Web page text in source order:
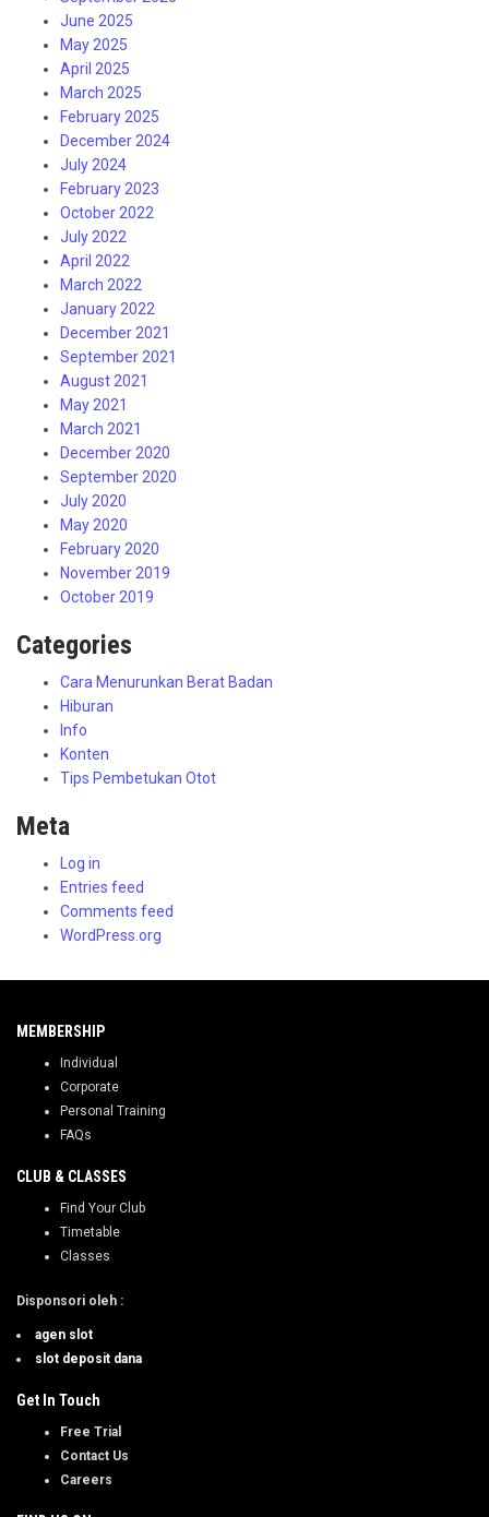
June 2025
May 2025
April 2025
March 2025
February 2025
December 2024
July 2024
February 2023
October 2022
July 2022
April 2022
March 2022
January 2022
December 2021
September 2021
August 2021
May 2021
March 2021
December 2020
September 2020
July 2020
May 2020
February 2020
November 2019
October 2019
Categories
Cara Menurunkan Berat Badan
Hiburan
Info
Konten
Tips Pembetukan Otot
Meta
Log in
Entries feed
Comments feed
WordPress.org
MEMBERSHIP
Individual
Corporate
Personal Training
FAQs
CLUB & CLASSES
Find Your Club
Timetable
Classes
Disponsori oleh :
agen slot
slot deposit dana
Get In Touch
Free Trial
Contact Us
Careers